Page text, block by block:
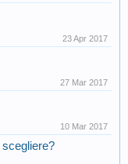
23 Apr 2017
27 Mar 2017
10 Mar 2017